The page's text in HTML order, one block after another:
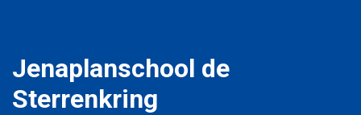
Jenaplanschool de
Sterrenkring